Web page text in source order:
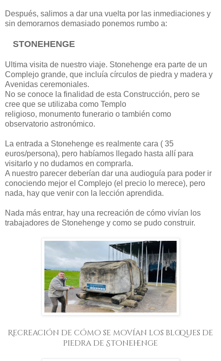
Después, salimos a dar una vuelta por las inmediaciones y
sin demorarnos demasiado ponemos rumbo a:
STONEHENGE
Ultima visita de nuestro viaje. Stonehenge era parte de un
Complejo grande, que incluía círculos de piedra y madera y
Avenidas ceremoniales.
No se conoce la finalidad de esta Construcción, pero se
cree que se utilizaba como Templo
religioso, monumento funerario o también como
observatorio astronómico.
La entrada a Stonehenge es realmente cara ( 35
euros/persona), pero habíamos llegado hasta allí para
visitarlo y no dudamos en comprarla.
A nuestro parecer deberían dar una audioguía para poder ir
conociendo mejor el Complejo (el precio lo merece), pero
nada, hay que venir con la lección aprendida.
Nada más entrar, hay una recreación de cómo vivían los
trabajadores de Stonehenge y como se pudo construir.
Recreación de cómo se movían los bloques de
piedra de Stonehenge